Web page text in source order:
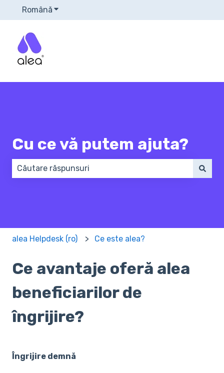
Română Afișare submeniu pentru traduceri
Cu ce vă putem ajuta?
alea Helpdesk (ro) Ce este alea?
Ce avantaje oferă alea
beneficiarilor de
îngrijire?
Îngrijire demnă